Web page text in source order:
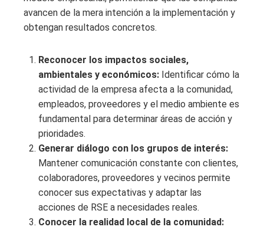
avancen de la mera intención a la implementación y
obtengan resultados concretos.
Reconocer los impactos sociales,
ambientales y económicos: Identificar cómo la
actividad de la empresa afecta a la comunidad,
empleados, proveedores y el medio ambiente es
fundamental para determinar áreas de acción y
prioridades.
Generar diálogo con los grupos de interés:
Mantener comunicación constante con clientes,
colaboradores, proveedores y vecinos permite
conocer sus expectativas y adaptar las
acciones de RSE a necesidades reales.
Conocer la realidad local de la comunidad: